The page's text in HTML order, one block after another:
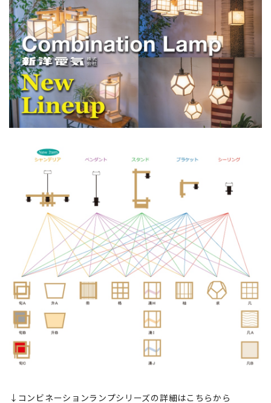
↓コンビネーションランプシリーズの詳細はこちらから